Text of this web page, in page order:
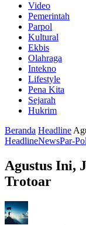
Video
Pemerintah
Parpol
Kultural
Ekbis
Olahraga
Intekno
Lifestyle
Pena Kita
Sejarah
Hukrim
Beranda Headline
HeadlineNewsPar-Pol
Agustus Ini,
Trotoar